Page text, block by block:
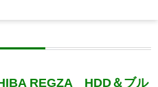
REGZA HDD＆ブル